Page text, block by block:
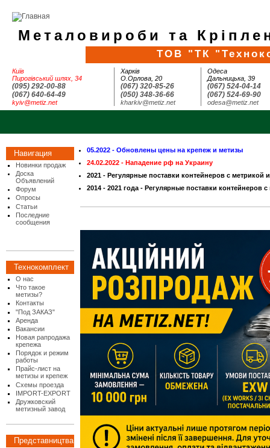
Металовироби та
ТОВ "ТК
Київ
Пирогівський шлях, 34
(095) 292-00-88
(067) 640-64-49
kyiv@metiz.net
Харків
О.Орлова, 20
(067) 320-85-26
(050) 348-36-66
kharkiv@metiz.net
Одеса
Дальницька, 39
(067) 524-04-14
(067) 524-69-90
odesa@metiz.net
Навигация
Новинки продаж
Доска
Объявлений
Форум
Опросы
Статьи
Последние
сообщения
Технокомплект
О нас
Что такое
метизы?
Контакты
"Под ЗАКАЗ"
Аренда
Вакансии
Новая рапродажа
крепежа
Порядок и режим
работы
Прайс-лист на
метизы и крепеж
Схемы проезда
IMPORT-EXPORT
Дружковский
метизный завод
Представництва
05.2022 - Обновлены цены на крепеж и метизы
24.02.2022 - Нападение рф на Украину
2021 - Регулярные поставки контейнеров с метрикой
2014 - 2021 года - Регулярные поставки